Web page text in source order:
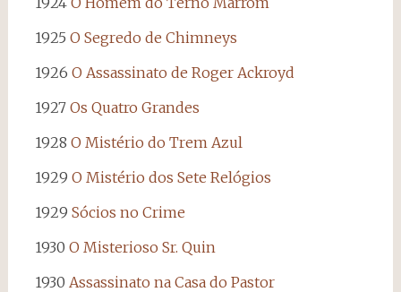
1925 O Segredo de Chimneys
1926 O Assassinato de Roger Ackroyd
1927 Os Quatro Grandes
1928 O Mistério do Trem Azul
1929 O Mistério dos Sete Relógios
1929 Sócios no Crime
1930 O Misterioso Sr. Quin
1930 Assassinato na Casa do Pastor